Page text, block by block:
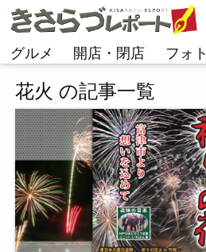
コ
ン
ン
グルメ 開店・閉店 フォト
花火 の記事一覧